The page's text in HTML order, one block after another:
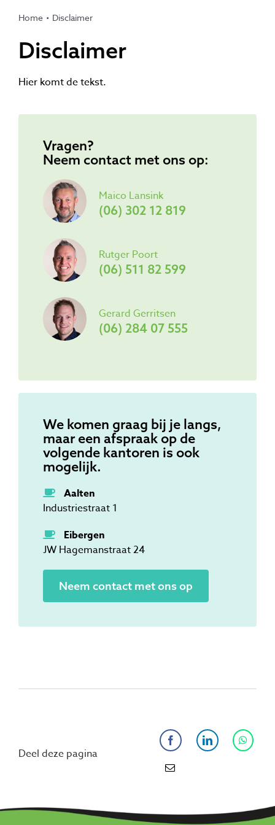
Home Disclaimer
Disclaimer
Hier komt de tekst.
Vragen?
Neem contact met ons op:
Maico Lansink
(06) 302 12 819
Rutger Poort
(06) 511 82 599
Gerard Gerritsen
(06) 284 07 555
We komen graag bij je langs,
maar een afspraak op de
volgende kantoren is ook
mogelijk.
Aalten
Industriestraat 1
Eibergen
JW Hagemanstraat 24
Neem contact met ons op
Deel deze pagina